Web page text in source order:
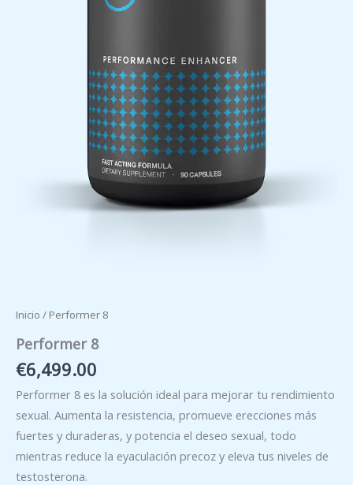
Inicio / Performer 8
Performer 8
€6,499.00
Performer 8 es la solución ideal para mejorar tu rendimiento
sexual. Aumenta la resistencia, promueve erecciones más
fuertes y duraderas, y potencia el deseo sexual, todo
mientras reduce la eyaculación precoz y eleva tus niveles de
testosterona.